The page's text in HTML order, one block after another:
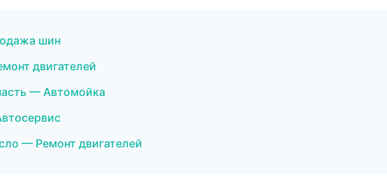
шин
двигателей
— Автомойка
— Ремонт двигателей